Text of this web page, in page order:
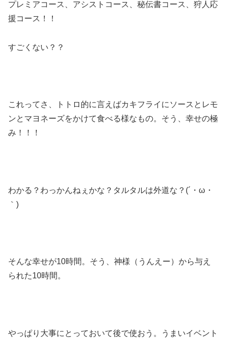
プレミアコース、アシストコース、秘伝書コース、狩人応
援コース！！
すごくない？？
これってさ、トトロ的に言えばカキフライにソースとレモ
ンとマヨネーズをかけて食べる様なもの。そう、幸せの極
み！！！
わかる？わっかんねぇかな？タルタルは外道な？(´・ω・
｀)
そんな幸せが10時間。そう、神様（うんえー）から与え
られた10時間。
やっぱり大事にとっておいて後で使おう。うまいイベント